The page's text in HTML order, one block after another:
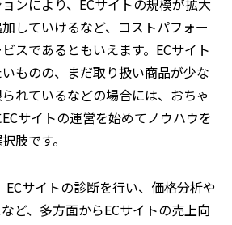
ンにより、ECサイトの規模が拡大
していけるなど、コストパフォー
スであるともいえます。ECサイト
ものの、まだ取り扱い商品が少な
れているなどの場合には、おちゃ
サイトの運営を始めてノウハウを
肢です。
ECサイトの診断を行い、価格分析や
ど、多方面からECサイトの売上向